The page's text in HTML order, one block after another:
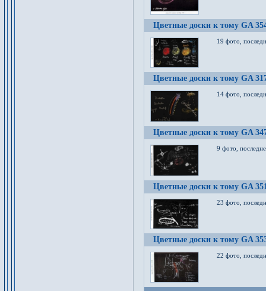
Цветные доски к тому GA
19 фото,
Цветные доски к тому GA
14 фото,
Цветные доски к тому GA
9 фото,
Цветные доски к тому GA
23 фото,
Цветные доски к тому GA
22 фото,